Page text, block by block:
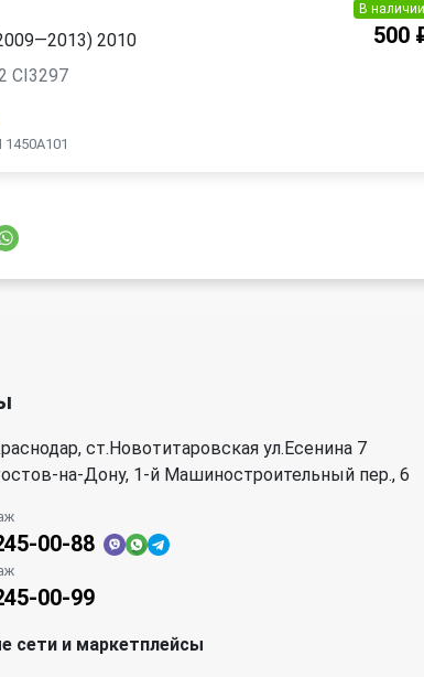
2010
CI3297
1450A101
В наличии
500
ст.Новотитаровская ул.Есенина 7
на-Дону, 1-й Машиностроительный пер., 6
00-88
00-99
сети и маркетплейсы